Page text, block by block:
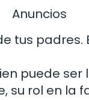
Anuncios
tus
puede
su rol en la